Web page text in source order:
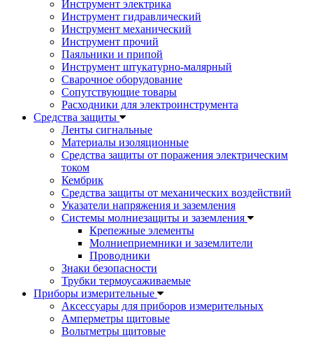
Инструмент электрика
Инструмент гидравлический
Инструмент механический
Инструмент прочий
Паяльники и припой
Инструмент штукатурно-малярный
Сварочное оборудование
Сопутствующие товары
Расходники для электроинструмента
Cредства защиты
Ленты сигнальные
Материалы изоляционные
Средства защиты от поражения электрическим
током
Кембрик
Средства защиты от механических воздействий
Указатели напряжения и заземления
Системы молниезащиты и заземления
Крепежные элементы
Молниеприемники и заземлители
Проводники
Знаки безопасности
Трубки термоусаживаемые
Приборы измерительные
Аксессуары для приборов измерительных
Амперметры щитовые
Вольтметры щитовые